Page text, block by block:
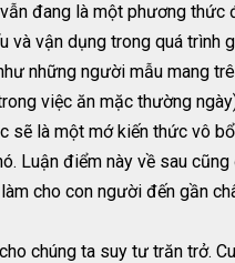
đang là một phương thức
và vận dụng trong quá trình
những người mẫu mang
việc ăn mặc thường
sẽ là một mớ kiến thức vô
Luận điểm này về sau
cho con người đến gần
chúng ta suy tư trăn trở.